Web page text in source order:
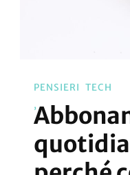
PENSIERI TECH